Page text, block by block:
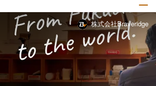
株式会社Braveridge